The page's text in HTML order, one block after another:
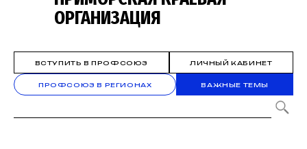
ОРГАНИЗАЦИЯ
ВСТУПИТЬ В ПРОФСОЮЗ ЛИЧНЫЙ КАБИНЕТ
ПРОФСОЮЗ В РЕГИОНАХ ВАЖНЫЕ ТЕМЫ